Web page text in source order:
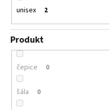
unisex 2
Produkt
čepice 0
šála 0